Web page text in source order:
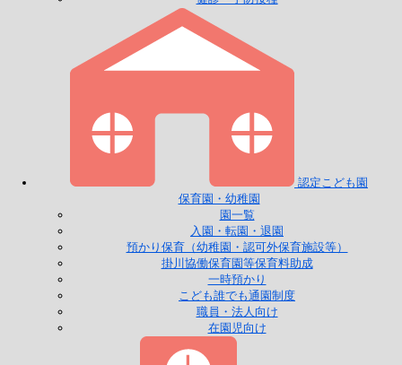
認定こども園
保育園・幼稚園
園一覧
入園・転園・退園
預かり保育（幼稚園・認可外保育施設等）
掛川協働保育園等保育料助成
一時預かり
こども誰でも通園制度
職員・法人向け
在園児向け